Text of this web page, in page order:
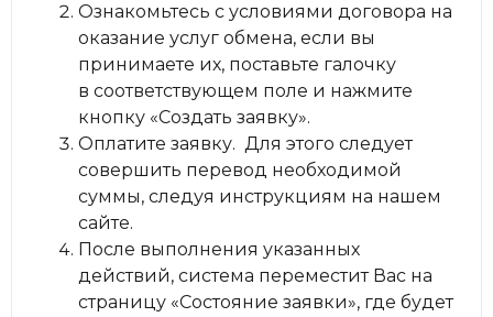
Ознакомьтесь с условиями договора на
оказание услуг обмена, если вы
принимаете их, поставьте галочку
в соответствующем поле и нажмите
кнопку «Создать заявку».
Оплатите заявку. Для этого следует
совершить перевод необходимой
суммы, следуя инструкциям на нашем
сайте.
После выполнения указанных
действий, система переместит Вас на
страницу «Состояние заявки», где будет